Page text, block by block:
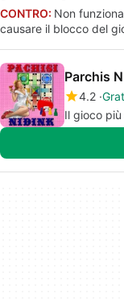
CONTRO: Non
causare il blocco del
Parchis
4.2
Il gioco